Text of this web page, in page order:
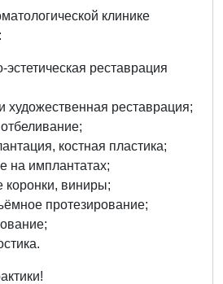
клинике
реставрация
художественная реставрация;
костная пластика;
на имплантатах;
коронки, виниры;
протезирование;